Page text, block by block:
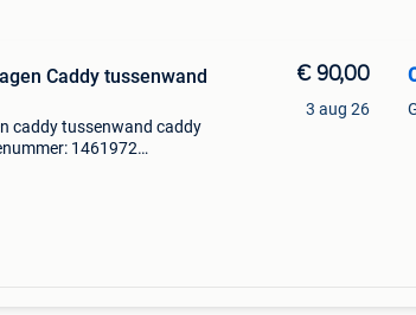
Caddy tussenwand
caddy tussenwand caddy
1461972
€ 90,00
3 aug 26